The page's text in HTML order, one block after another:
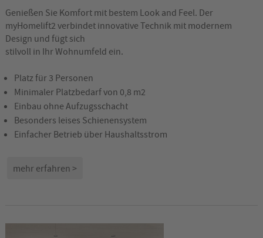
Genießen Sie Komfort mit bestem Look and Feel. Der
myHomelift2 verbindet innovative Technik mit modernem
Design und fügt sich
stilvoll in Ihr Wohnumfeld ein.
Platz für 3 Personen
Minimaler Platzbedarf von 0,8 m2
Einbau ohne Aufzugsschacht
Besonders leises Schienensystem
Einfacher Betrieb über Haushaltsstrom
mehr erfahren >